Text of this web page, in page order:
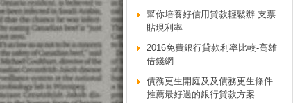
幫你培養好信用貸款輕鬆辦-支票
貼現利率
2016免費銀行貸款利率比較-高雄
借錢網
債務更生開庭及及債務更生條件
推薦最好過的銀行貸款方案